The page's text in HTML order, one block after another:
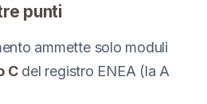
punti
ammette solo moduli
Cdel registro ENEA (la A